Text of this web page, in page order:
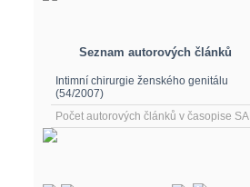
Seznam autorových článků
Intimní chirurgie ženského genitálu
(54/2007)
Počet autorových článků v časopise